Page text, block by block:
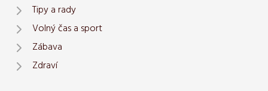
Tipy a rady
Volný čas a sport
Zábava
Zdraví